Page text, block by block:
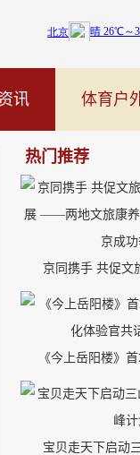
讯 体育户
热门推荐
京同携手 共促文
《今上岳阳楼》
宝贝走天下启动